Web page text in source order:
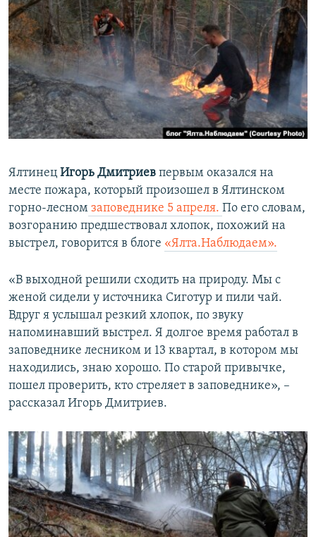
ТЕЛЕПРОЕКТ КРЫМ.РЕАЛИИ
СОВЕТЫ ПРАВОЗАЩИТНИКОВ
ПРОПАВШИЕ БЕЗ ВЕСТИ
ПОБЕДИТЕЛЕЙ НЕ СУДЯТ?
КРЫМ.НЕПОКОРЕННЫЙ
ELIFBE
Українською
Qırımtatar
ПРИСОЕДИНЯЙТЕСЬ!
Все сайты RFE/RL
Ялтинец Игорь Дмитриев первым оказался на
месте пожара, который произошел в Ялтинском
горно-лесном заповеднике 5 апреля. По его словам,
возгоранию предшествовал хлопок, похожий на
выстрел, говорится в блоге «Ялта.Наблюдаем».
«В выходной решили сходить на природу. Мы с
женой сидели у источника Сиготур и пили чай.
Вдруг я услышал резкий хлопок, по звуку
напоминавший выстрел. Я долгое время работал в
заповеднике лесником и 13 квартал, в котором мы
находились, знаю хорошо. По старой привычке,
пошел проверить, кто стреляет в заповеднике», –
рассказал Игорь Дмитриев.